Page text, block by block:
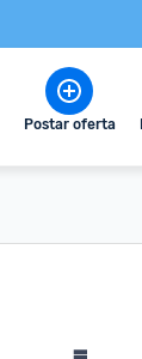
Postar oferta